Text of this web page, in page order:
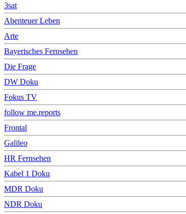
3sat
Abenteuer Leben
Arte
Bayerisches Fernsehen
Die Frage
DW Doku
Fokus TV
follow me.reports
Frontal
Galileo
HR Fernsehen
Kabel 1 Doku
MDR Doku
NDR Doku